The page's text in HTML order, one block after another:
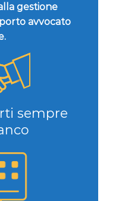
gestione
avvocato
sempre